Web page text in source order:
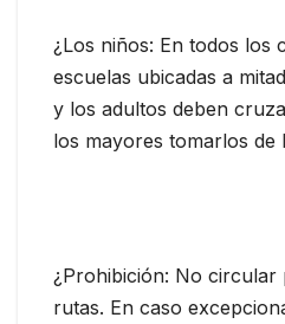
¿Los niños: En todos los
escuelas ubicadas a
y los adultos deben
los mayores tomarlos de
¿Prohibición: No circular
rutas. En caso